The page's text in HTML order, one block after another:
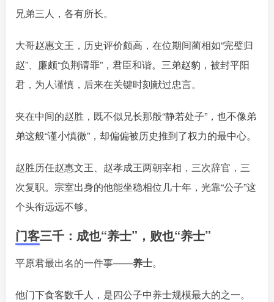
兄弟三人，各有所长。
大哥赵惠文王，历史评价颇高，在位期间蔺相如“完璧归
赵”、廉颇“负荆请罪”，君臣和谐。三弟赵豹，被封平阳
君，为人谨慎，后来在关键时刻献过忠言。󠄹󠅀󠄪󠄢󠄡󠄦󠄞󠄧󠄣󠄞󠄢󠄡󠄦󠄞󠄡󠄩󠅬󠅅󠅃󠄵󠅂󠄪󠅗󠅥󠅕󠅣󠅤󠅬󠅄󠄹󠄽󠄵󠄪󠄢󠄠󠄢󠄦󠄝󠄠󠄨󠄝󠄠󠄨󠄐󠄠󠄨󠄪󠄥󠄤󠄪󠄤󠄣󠅬󠅨󠅙󠅑󠅟󠅗󠅒󠄞󠅓󠅟󠅝󠄐󠇕󠆠󠅿󠇖󠆄󠆩󠇕󠅿󠆈󠇗󠆭󠆁󠄐󠇗󠅹󠅸󠇖󠆍󠅳󠇖󠅹󠅰󠇖󠆌󠅹
夹在中间的赵胜，既不似兄长那般“静若处子”，也不像弟
弟这般“谨小慎微”，却偏偏被历史推到了权力的最中心。󠄹󠅀󠄪󠄢󠄡󠄦󠄞󠄧󠄣󠄞󠄢󠄡󠄦󠄞󠄡󠄩󠅬󠅅󠅃󠄵󠅂󠄪󠅗󠅥󠅕󠅣󠅤󠅬󠅄󠄹󠄽󠄵󠄪󠄢󠄠󠄢󠄦󠄝󠄠󠄨󠄝󠄠󠄨󠄐󠄠󠄨󠄪󠄥󠄤󠄪󠄤󠄣󠅬󠅨󠅙󠅑󠅟󠅗󠅒󠄞󠅓󠅟󠅝󠄐󠇕󠆠󠅿󠇖󠆄󠆩󠇕󠅿󠆈󠇗󠆭󠆁󠄐󠇗󠅹󠅸󠇖󠆍󠅳󠇖󠅹󠅰󠇖󠆌󠅹
赵胜历任赵惠文王、赵孝成王两朝宰相，三次辞官，三
次复职。宗室出身的他能坐稳相位几十年，光靠“公子”这
个头衔远远不够。󠄹󠅀󠄪󠄢󠄡󠄦󠄞󠄧󠄣󠄞󠄢󠄡󠄦󠄞󠄡󠄩󠅬󠅅󠅃󠄵󠅂󠄪󠅗󠅥󠅕󠅣󠅤󠅬󠅄󠄹󠄽󠄵󠄪󠄢󠄠󠄢󠄦󠄝󠄠󠄨󠄝󠄠󠄨󠄐󠄠󠄨󠄪󠄥󠄤󠄪󠄤󠄣󠅬󠅨󠅙󠅑󠅟󠅗󠅒󠄞󠅓󠅟󠅝󠄐󠇕󠆠󠅿󠇖󠆄󠆩󠇕󠅿󠆈󠇗󠆭󠆁󠄐󠇗󠅹󠅸󠇖󠆍󠅳󠇖󠅹󠅰󠇖󠆌󠅹
门客三千：成也“养士”，败也“养士”
平原君最出名的一件事——养士。
他门下食客数千人，是四公子中养士规模最大的之一。